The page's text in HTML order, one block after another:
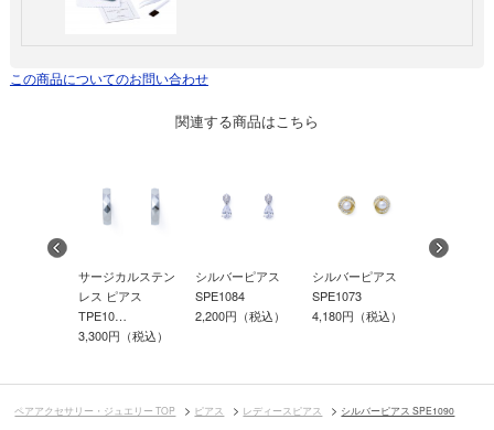
この商品についてのお問い合わせ
関連する商品はこちら
サージカルステン
レス ピアス
TPE10…
3,300円（税込）
シルバーピアス
SPE1084
2,200円（税込）
シルバーピアス
SPE1073
4,180円（税込）
ペアアクセサリー・ジュエリー TOP ピアス レディースピアス シルバーピアス SPE1090